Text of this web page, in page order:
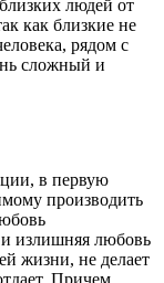
людей от
как близкие не
рядом с
сложный и
в первую
производить
и излишняя любовь
жизни, не делает
Причем,